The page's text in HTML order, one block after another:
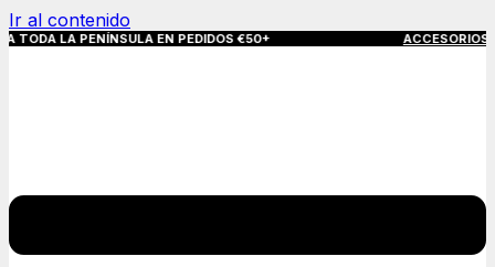
Ir al contenido
EN PEDIDOS €50+ ACCESORIOS QUE